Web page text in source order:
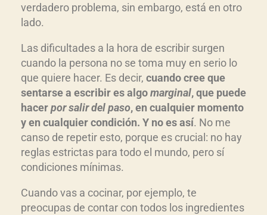
verdadero problema, sin embargo, está en otro
lado.
Las dificultades a la hora de escribir surgen
cuando la persona no se toma muy en serio lo
que quiere hacer. Es decir, cuando cree que
sentarse a escribir es algomarginal, que puede
hacerpor salir del paso, en cualquier momento
y en cualquier condición. Y no es así. No me
canso de repetir esto, porque es crucial: no hay
reglas estrictas para todo el mundo, pero sí
condiciones mínimas.
Cuando vas a cocinar, por ejemplo, te
preocupas de contar con todos los ingredientes